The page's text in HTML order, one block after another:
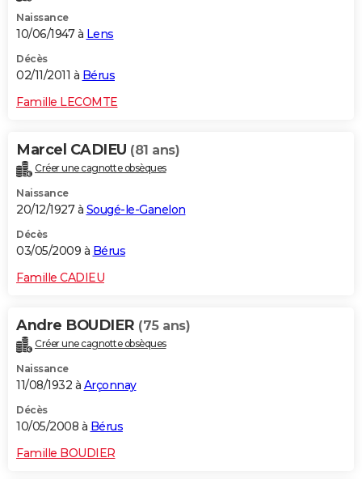
Naissance
10/06/1947 à Lens
Décès
02/11/2011 à Bérus
Famille LECOMTE
Marcel CADIEU (81 ans)
Créer une cagnotte obsèques
Naissance
20/12/1927 à Sougé-le-Ganelon
Décès
03/05/2009 à Bérus
Famille CADIEU
Andre BOUDIER (75 ans)
Créer une cagnotte obsèques
Naissance
11/08/1932 à Arçonnay
Décès
10/05/2008 à Bérus
Famille BOUDIER